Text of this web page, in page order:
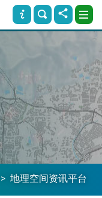
地理空间资讯平台